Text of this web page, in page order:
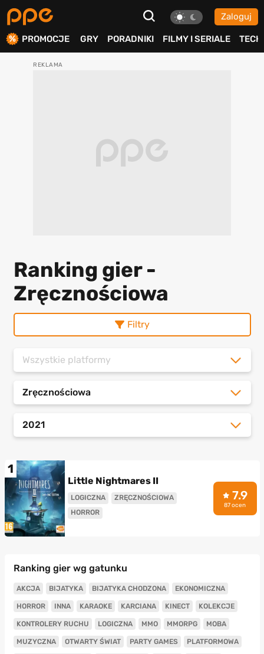
Zaloguj
PROMOCJE GRY PORADNIKI FILMY I SERIALE TECH
Ranking gier -
Zręcznościowa
Filtry
Wszystkie platformy
Zręcznościowa
2021
1
Little Nightmares II
LOGICZNA
ZRĘCZNOŚCIOWA
HORROR
7.9
87 ocen
Ranking gier wg gatunku
AKCJA BIJATYKA BIJATYKA CHODZONA EKONOMICZNA
HORROR INNA KARAOKE KARCIANA KINECT KOLEKCJE
KONTROLERY RUCHU LOGICZNA MMO MMORPG MOBA
MUZYCZNA OTWARTY ŚWIAT PARTY GAMES PLATFORMOWA